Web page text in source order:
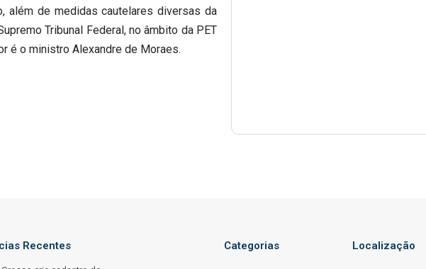
além de medidas cautelares diversas da
Tribunal Federal, no âmbito da PET
é o ministro Alexandre de Moraes.
Recentes Categorias Localização